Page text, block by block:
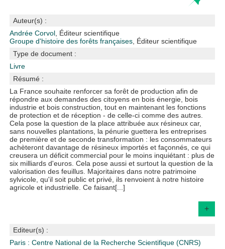
Auteur(s) :
Andrée Corvol , Éditeur scientifique
Groupe d'histoire des forêts françaises , Éditeur scientifique
Type de document :
Livre
Résumé :
La France souhaite renforcer sa forêt de production afin de
répondre aux demandes des citoyens en bois énergie, bois
industrie et bois construction, tout en maintenant les fonctions
de protection et de réception - de celle-ci comme des autres.
Cela pose la question de la place attribuée aux résineux car,
sans nouvelles plantations, la pénurie guettera les entreprises
de première et de seconde transformation : les consommateurs
achèteront davantage de résineux importés et façonnés, ce qui
creusera un déficit commercial pour le moins inquiétant : plus de
six milliards d'euros. Cela pose aussi et surtout la question de la
valorisation des feuillus. Majoritaires dans notre patrimoine
sylvicole, qu'il soit public et privé, ils renvoient à notre histoire
agricole et industrielle. Ce faisant[...]
+
Editeur(s) :
Paris : Centre National de la Recherche Scientifique (CNRS)